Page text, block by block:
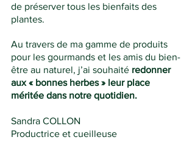
de préserver tous les bienfaits des
plantes.
Au travers de ma gamme de produits
pour les gourmands et les amis du bien-
être au naturel, j’ai souhaité redonner
aux « bonnes herbes » leur place
méritée dans notre quotidien.
Sandra COLLON
Productrice et cueilleuse